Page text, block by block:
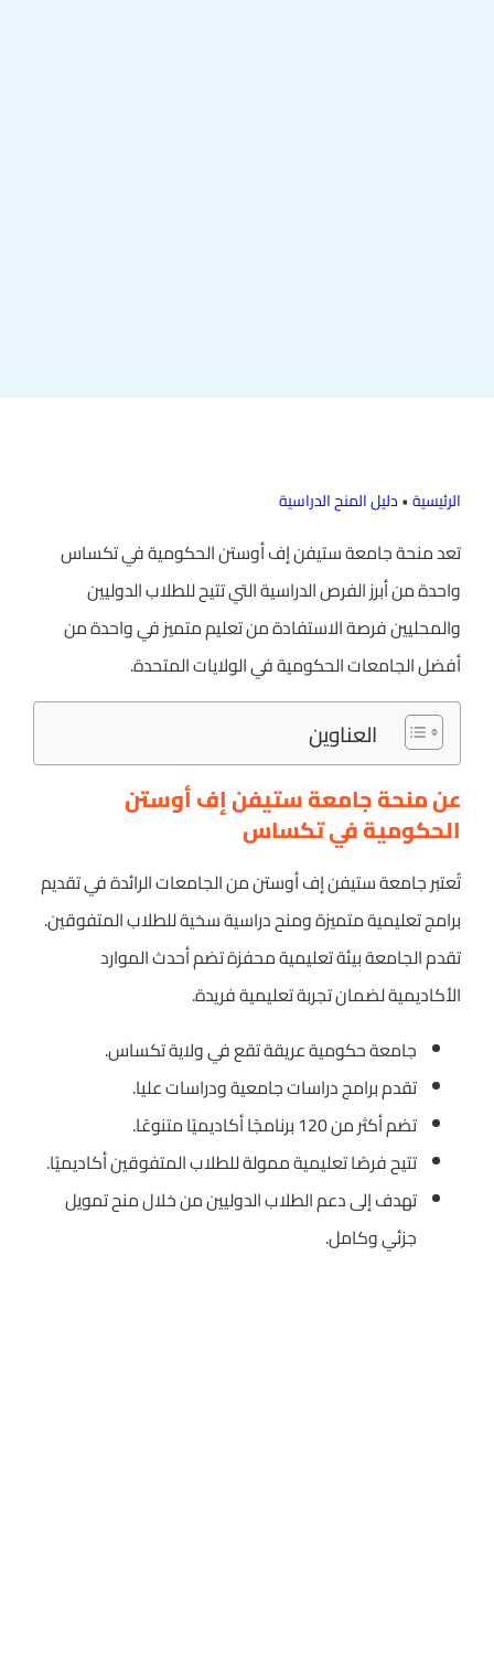
الرئيسية•دليل المنح الدراسية
تعد منحة جامعة ستيفن إف أوستن الحكومية في تكساس
واحدة من أبرز الفرص الدراسية التي تتيح للطلاب الدوليين
والمحليين فرصة الاستفادة من تعليم متميز في واحدة من
أفضل الجامعات الحكومية في الولايات المتحدة.
العناوين
عن منحة جامعة ستيفن إف أوستن
الحكومية في تكساس
تُعتبر جامعة ستيفن إف أوستن من الجامعات الرائدة في تقديم
برامج تعليمية متميزة ومنح دراسية سخية للطلاب المتفوقين.
تقدم الجامعة بيئة تعليمية محفزة تضم أحدث الموارد
الأكاديمية لضمان تجربة تعليمية فريدة.
جامعة حكومية عريقة تقع في ولاية تكساس.
تقدم برامج دراسات جامعية ودراسات عليا.
تضم أكثر من 120 برنامجًا أكاديميًا متنوعًا.
تتيح فرصًا تعليمية ممولة للطلاب المتفوقين أكاديميًا.
تهدف إلى دعم الطلاب الدوليين من خلال منح تمويل
جزئي وكامل.